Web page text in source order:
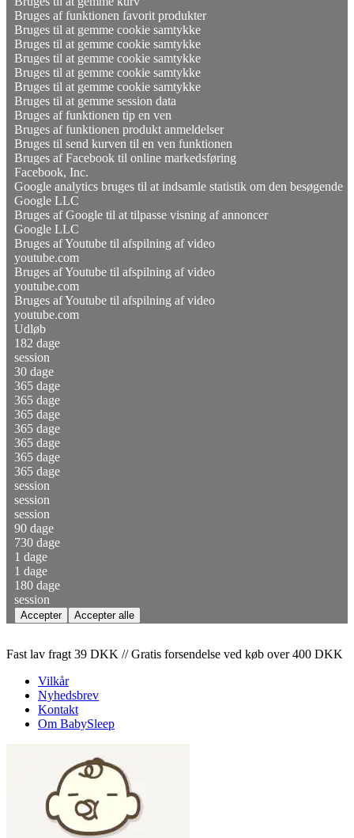
Bruges af funktionen favorit produkter
Bruges til at gemme cookie samtykke
Bruges til at gemme cookie samtykke
Bruges til at gemme cookie samtykke
Bruges til at gemme cookie samtykke
Bruges til at gemme cookie samtykke
Bruges til at gemme session data
Bruges af funktionen tip en ven
Bruges af funktionen produkt anmeldelser
Bruges til send kurven til en ven funktionen
Bruges af Facebook til online markedsføring
Facebook, Inc.
Google analytics bruges til at indsamle statistik om den besøgende
Google LLC
Bruges af Google til at tilpasse visning af annoncer
Google LLC
Bruges af Youtube til afspilning af video
youtube.com
Bruges af Youtube til afspilning af video
youtube.com
Bruges af Youtube til afspilning af video
youtube.com
Udløb
182 dage
session
30 dage
365 dage
365 dage
365 dage
365 dage
365 dage
365 dage
365 dage
session
session
session
90 dage
730 dage
1 dage
1 dage
180 dage
session
Fast lav fragt 39 DKK // Gratis forsendelse ved køb over 400 DKK
Vilkår
Nyhedsbrev
Kontakt
Om BabySleep